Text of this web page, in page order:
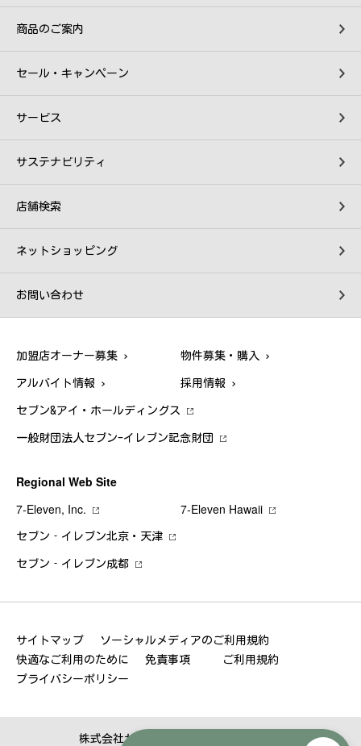
商品のご案内
セール・キャンペーン
サービス
サステナビリティ
店舗検索
ネットショッピング
お問い合わせ
加盟店オーナー募集 物件募集・購入
アルバイト情報 採用情報
セブン&アイ・ホールディングス
一般財団法人セブン-イレブン記念財団
Regional Web Site
7‐Eleven, Inc.
7‐Eleven Hawaii
セブン‐イレブン北京・天津
セブン‐イレブン成都
サイトマップ
ソーシャルメディアのご利用規約
快適なご利用のために
免責事項
ご利用規約
プライバシーポリシー
株式会社セブン‐イレブン・ジャパン